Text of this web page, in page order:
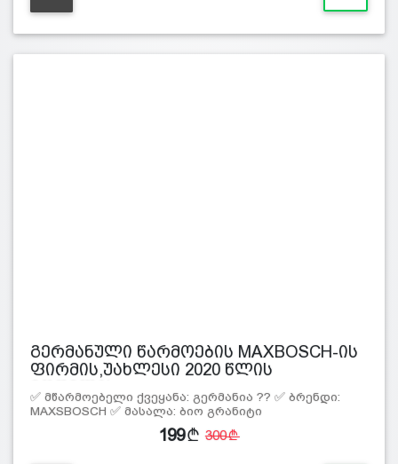
გერმანული წარმოების MAXBOSCH-ის
ფირმის,უახლესი 2020 წლის
✅ მწარმოებელი ქვეყანა: გერმანია ?? ✅ ბრენდი:
MAXSBOSCH ✅ მასალა: ბიო გრანიტი
199 300